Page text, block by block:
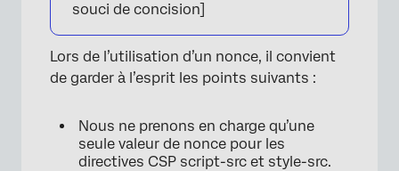
souci de concision]
Lors de l’utilisation d’un nonce, il convient
de garder à l’esprit les points suivants :
Nous ne prenons en charge qu’une
seule valeur de nonce pour les
directives CSP script-src et style-src.